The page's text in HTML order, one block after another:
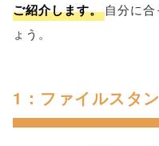
ご紹介します。 自分に
ょう。
1：ファイルスタ